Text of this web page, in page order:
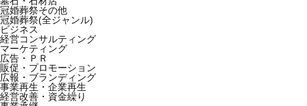
冠婚葬祭その他
冠婚葬祭(全ジャンル)
ビジネス
経営コンサルティング
マーケティング
広告・ＰＲ
販促・プロモーション
広報・ブランディング
事業再生・企業再生
経営改善・資金繰り